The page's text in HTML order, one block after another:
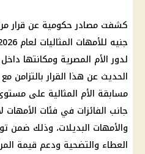
لدور الأم المصرية ومكانتها
الحديث عن هذا القرار بالتزامن
مسابقة الأم المثالية على
جانب الفائزات في فئات الأمهات
والأمهات البديلات، وذلك ضمن
العطاء والتضحية ودعم قيمة